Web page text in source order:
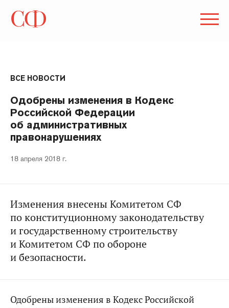
ВСЕ НОВОСТИ
Одобрены изменения в Кодекс
Российской Федерации
об административных
правонарушениях
18 апреля 2018 г.
Изменения внесены Комитетом СФ
по конституционному законодательству
и государственному строительству
и Комитетом СФ по обороне
и безопасности.
Одобрены изменения в Кодекс Российской